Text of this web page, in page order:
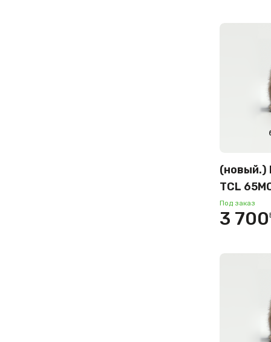
(новый.)
TCL
Под заказ
3 700